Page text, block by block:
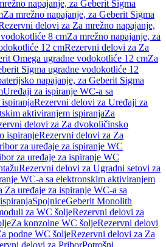
napajanje, za Geberit Sigma
Za mrežno napajanje, za Geberit Sigma
delovi za Za mrežno napajanje,
8 cmZa mrežno napajanje, za
12 cmRezervni delovi za Za
Omega ugradne vodokotliće 12 cmZa
Sigma ugradne vodokotliće 12
napajanje, za Geberit Sigma
Uređaji za ispiranje WC-a sa
Rezervni delovi za Uređaji za
aktiviranjem ispiranjaZa
delovi za Za dvokoličinsko
ispiranjeRezervni delovi za Za
za uređaje za ispiranje WC
za uređaje za ispiranje WC
Rezervni delovi za Ugradni setovi za
WC-a sa elektronskim aktiviranjem
Za uređaje za ispiranje WC-a sa
SpojniceGeberit Monolith
za WC šoljeRezervni delovi za
Za konzolne WC šoljeRezervni delovi
podne WC šoljeRezervni delovi za Za
delovi za PriborPotrošni